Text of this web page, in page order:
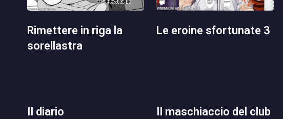
rimettere in riga la
sorellastra
le eroine sfortunate 3
il diario
il maschiaccio del club